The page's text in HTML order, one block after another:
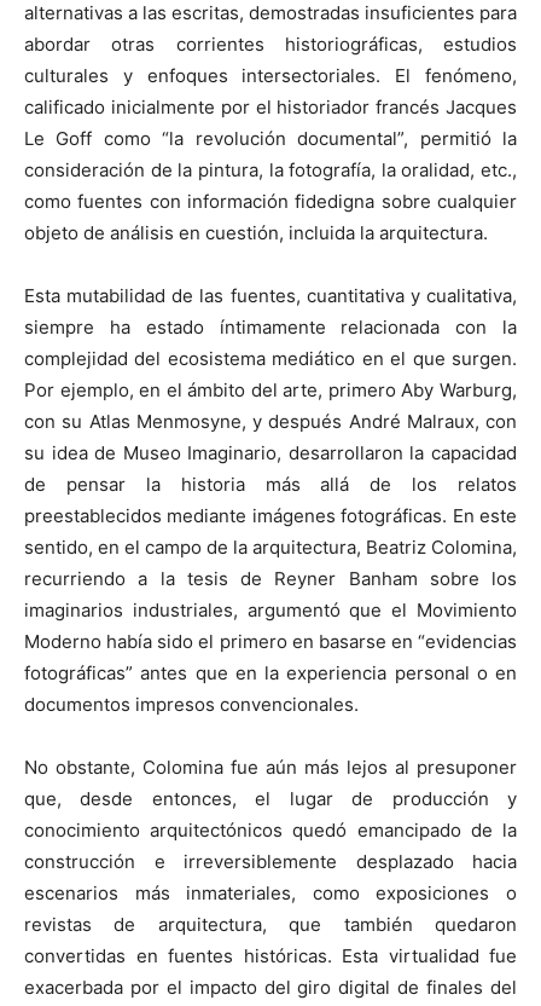
alternativas a las escritas, demostradas insuficientes para
abordar otras corrientes historiográficas, estudios
culturales y enfoques intersectoriales. El fenómeno,
calificado inicialmente por el historiador francés Jacques
Le Goff como “la revolución documental”, permitió la
consideración de la pintura, la fotografía, la oralidad, etc.,
como fuentes con información fidedigna sobre cualquier
objeto de análisis en cuestión, incluida la arquitectura.
Esta mutabilidad de las fuentes, cuantitativa y cualitativa,
siempre ha estado íntimamente relacionada con la
complejidad del ecosistema mediático en el que surgen.
Por ejemplo, en el ámbito del arte, primero Aby Warburg,
con su Atlas Menmosyne, y después André Malraux, con
su idea de Museo Imaginario, desarrollaron la capacidad
de pensar la historia más allá de los relatos
preestablecidos mediante imágenes fotográficas. En este
sentido, en el campo de la arquitectura, Beatriz Colomina,
recurriendo a la tesis de Reyner Banham sobre los
imaginarios industriales, argumentó que el Movimiento
Moderno había sido el primero en basarse en “evidencias
fotográficas” antes que en la experiencia personal o en
documentos impresos convencionales.
No obstante, Colomina fue aún más lejos al presuponer
que, desde entonces, el lugar de producción y
conocimiento arquitectónicos quedó emancipado de la
construcción e irreversiblemente desplazado hacia
escenarios más inmateriales, como exposiciones o
revistas de arquitectura, que también quedaron
convertidas en fuentes históricas. Esta virtualidad fue
exacerbada por el impacto del giro digital de finales del